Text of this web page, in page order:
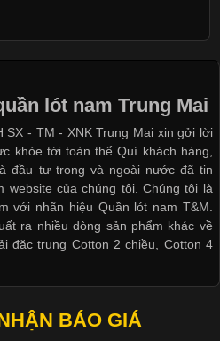
Hiện Nay Và Xu Hướng Trong
trong những trang phục quen
nhất hiện nay. Không chỉ đa
áo thun còn có nhiều form dáng
phong cách thời trang và nhu
Phục Phổ Biến Nhất Hiện Nay
trang phục phổ biến nhất trong
lót nam Trung Mai
SX - TM - XNK Trung Mai xin gởi lời
khỏe tới toàn thể Quí khách hàng,
đầu tư trong và ngoài nước đã tin
website của chúng tôi. Chúng tôi là
với nhãn hiệu Quần lót nam T&M.
ra nhiều dòng sản phẩm khác về
đặc trung Cotton 2 chiều, Cotton 4
BÁO GIÁ